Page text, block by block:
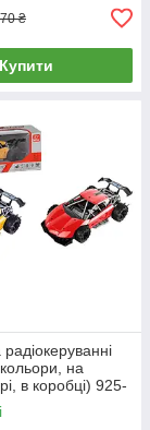
₴
Купити
на
в коробці) 925-